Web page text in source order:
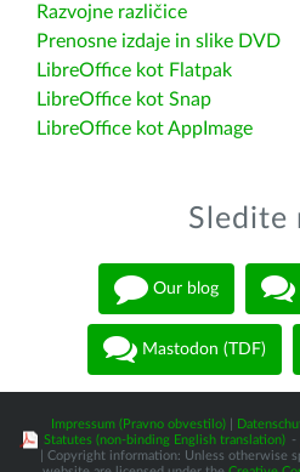
Razvojne različice
Prenosne izdaje in slike DVD
LibreOffice kot Flatpak
LibreOffice kot Snap
LibreOffice kot AppImage
Sledite
Our blog
Mastodon (TDF)
Impressum (Pravno obvestilo)|
Statutes (non-binding English translation) -
| Copyright information: Unless otherwise